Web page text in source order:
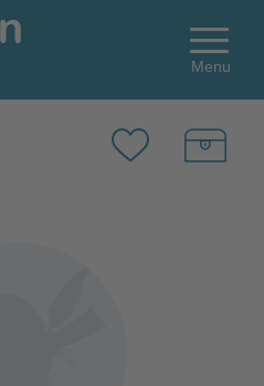
Menu